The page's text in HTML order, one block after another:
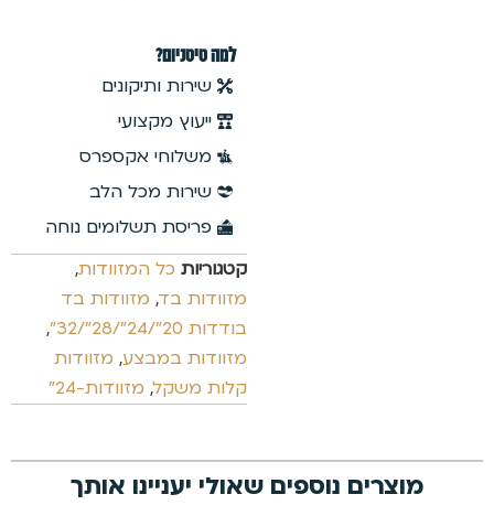
למה טיטניום?
שירות ותיקונים
ייעוץ מקצועי
משלוחי אקספרס
שירות מכל הלב
פריסת תשלומים נוחה
קטגוריות כל המזוודות,
מזוודות בד, מזוודות בד
בודדות 20"/24"/28"/32"
,
מזוודות במבצע, מזוודות
קלות משקל, מזוודות-24"
מוצרים נוספים שאולי יעניינו אותך